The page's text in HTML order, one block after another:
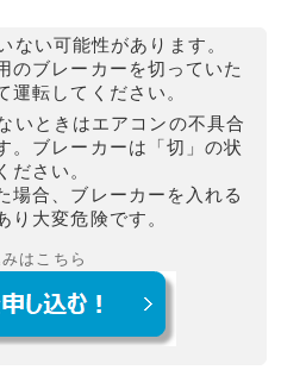
ない可能性があります。
のブレーカーを切っていた
運転してください。
いときはエアコンの不具合
。ブレーカーは「切」の状
ださい。
場合、ブレーカーを入れる
り大変危険です。
はこちら